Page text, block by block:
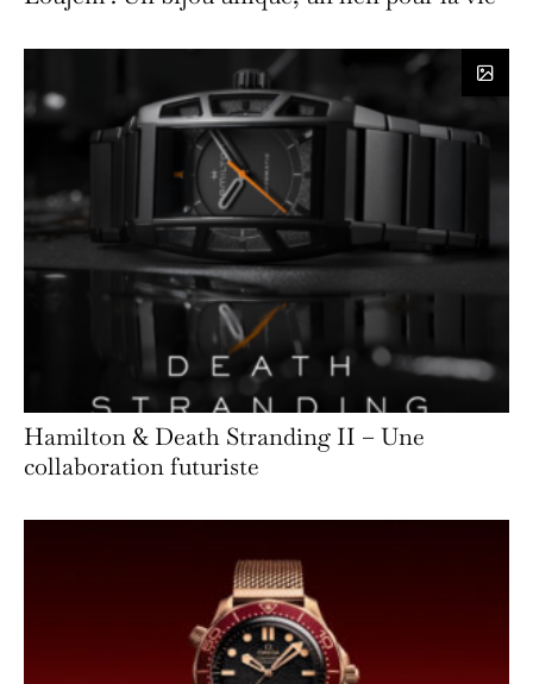
Hamilton & Death Stranding II – Une
collaboration futuriste